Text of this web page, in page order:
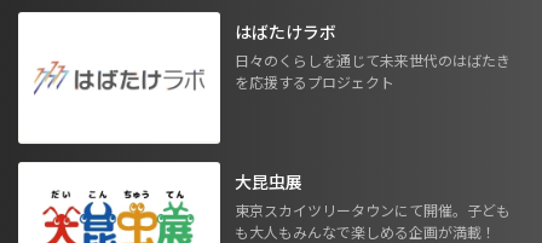
はばたけラボ
日々のくらしを通じて未来世代のはばたき
を応援するプロジェクト
大昆虫展
東京スカイツリータウンにて開催。子ども
も大人もみんなで楽しめる企画が満載！